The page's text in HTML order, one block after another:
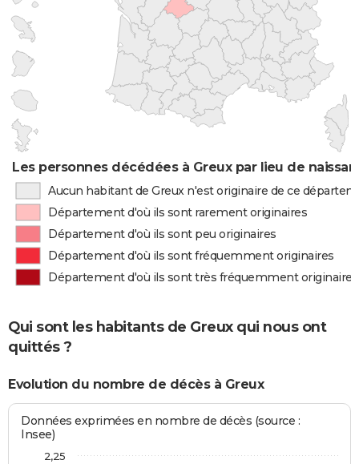
Les personnes décédées à Greux par lieu de
Aucun habitant de Greux n'est originaire de ce
Département d'où ils sont rarement originaires
Département d'où ils sont peu originaires
Département d'où ils sont fréquemment originaires
Département d'où ils sont très fréquemment originaires
Qui sont les habitants de Greux qui nous ont
quittés ?
Evolution du nombre de décès à Greux
Données exprimées en nombre de décès (source :
Insee)
2,25